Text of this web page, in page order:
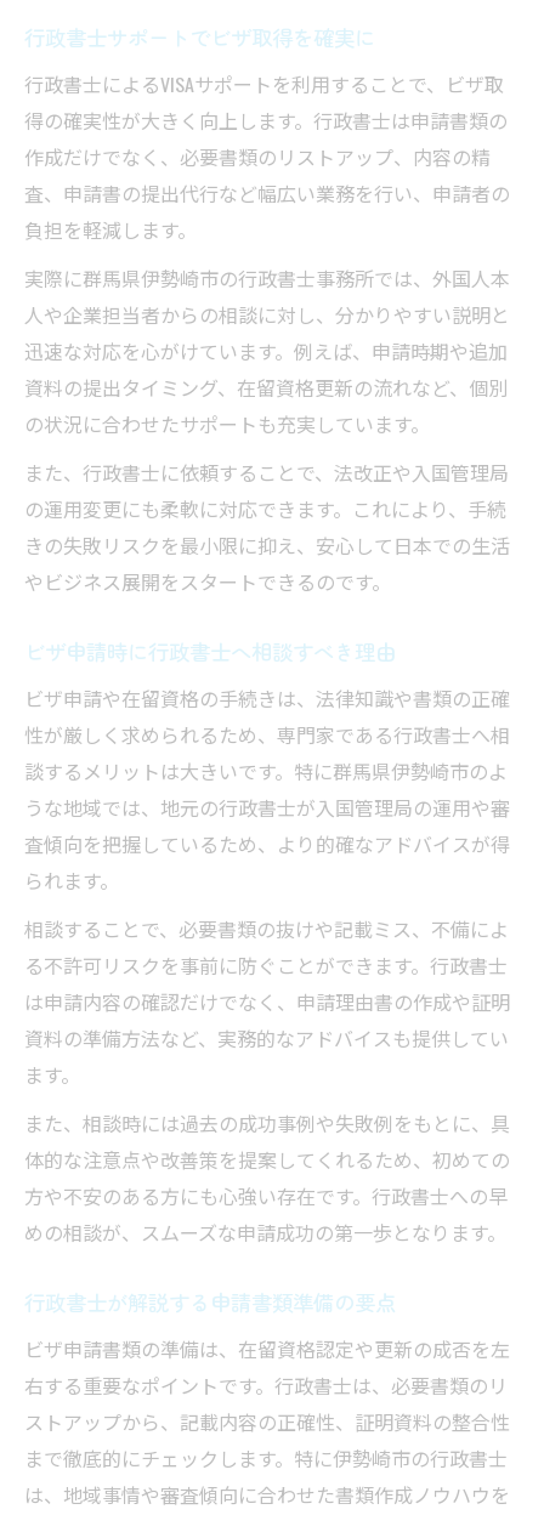
行政書士サポートでビザ取得を確実に
行政書士によるVISAサポートを利用することで、ビザ取
得の確実性が大きく向上します。行政書士は申請書類の
作成だけでなく、必要書類のリストアップ、内容の精
査、申請書の提出代行など幅広い業務を行い、申請者の
負担を軽減します。
実際に群馬県伊勢崎市の行政書士事務所では、外国人本
人や企業担当者からの相談に対し、分かりやすい説明と
迅速な対応を心がけています。例えば、申請時期や追加
資料の提出タイミング、在留資格更新の流れなど、個別
の状況に合わせたサポートも充実しています。
また、行政書士に依頼することで、法改正や入国管理局
の運用変更にも柔軟に対応できます。これにより、手続
きの失敗リスクを最小限に抑え、安心して日本での生活
やビジネス展開をスタートできるのです。
ビザ申請時に行政書士へ相談すべき理由
ビザ申請や在留資格の手続きは、法律知識や書類の正確
性が厳しく求められるため、専門家である行政書士へ相
談するメリットは大きいです。特に群馬県伊勢崎市のよ
うな地域では、地元の行政書士が入国管理局の運用や審
査傾向を把握しているため、より的確なアドバイスが得
られます。
相談することで、必要書類の抜けや記載ミス、不備によ
る不許可リスクを事前に防ぐことができます。行政書士
は申請内容の確認だけでなく、申請理由書の作成や証明
資料の準備方法など、実務的なアドバイスも提供してい
ます。
また、相談時には過去の成功事例や失敗例をもとに、具
体的な注意点や改善策を提案してくれるため、初めての
方や不安のある方にも心強い存在です。行政書士への早
めの相談が、スムーズな申請成功の第一歩となります。
行政書士が解説する申請書類準備の要点
ビザ申請書類の準備は、在留資格認定や更新の成否を左
右する重要なポイントです。行政書士は、必要書類のリ
ストアップから、記載内容の正確性、証明資料の整合性
まで徹底的にチェックします。特に伊勢崎市の行政書士
は、地域事情や審査傾向に合わせた書類作成ノウハウを